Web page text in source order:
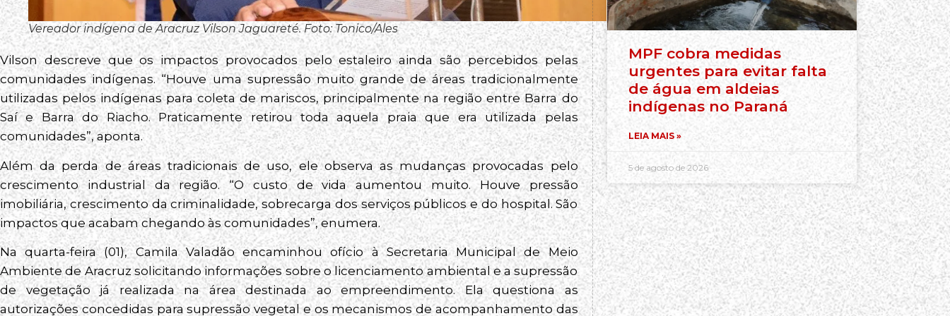
Vereador indígena de Aracruz Vilson Jaguareté. Foto: Tonico/Ales
Vilson descreve que os impactos provocados pelo estaleiro ainda são percebidos pelas
comunidades indígenas. “Houve uma supressão muito grande de áreas tradicionalmente
utilizadas pelos indígenas para coleta de mariscos, principalmente na região entre Barra do
Saí e Barra do Riacho. Praticamente retirou toda aquela praia que era utilizada pelas
comunidades”, aponta.
Além da perda de áreas tradicionais de uso, ele observa as mudanças provocadas pelo
crescimento industrial da região. “O custo de vida aumentou muito. Houve pressão
imobiliária, crescimento da criminalidade, sobrecarga dos serviços públicos e do hospital. São
impactos que acabam chegando às comunidades”, enumera.
Na quarta-feira (01), Camila Valadão encaminhou ofício à Secretaria Municipal de Meio
Ambiente de Aracruz solicitando informações sobre o licenciamento ambiental e a supressão
de vegetação já realizada na área destinada ao empreendimento. Ela questiona as
autorizações concedidas para supressão vegetal e os mecanismos de acompanhamento das
MPF cobra medidas
urgentes para evitar falta
de água em aldeias
indígenas no Paraná
LEIA MAIS »
5 de agosto de 2026